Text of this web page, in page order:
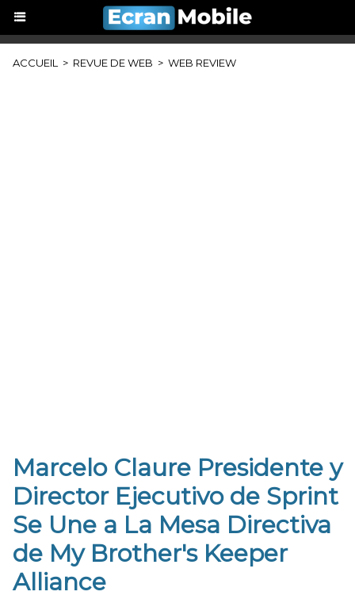
ACCUEIL > REVUE DE WEB > WEB REVIEW
Marcelo Claure Presidente y
Director Ejecutivo de Sprint
Se Une a La Mesa Directiva
de My Brother's Keeper
Alliance